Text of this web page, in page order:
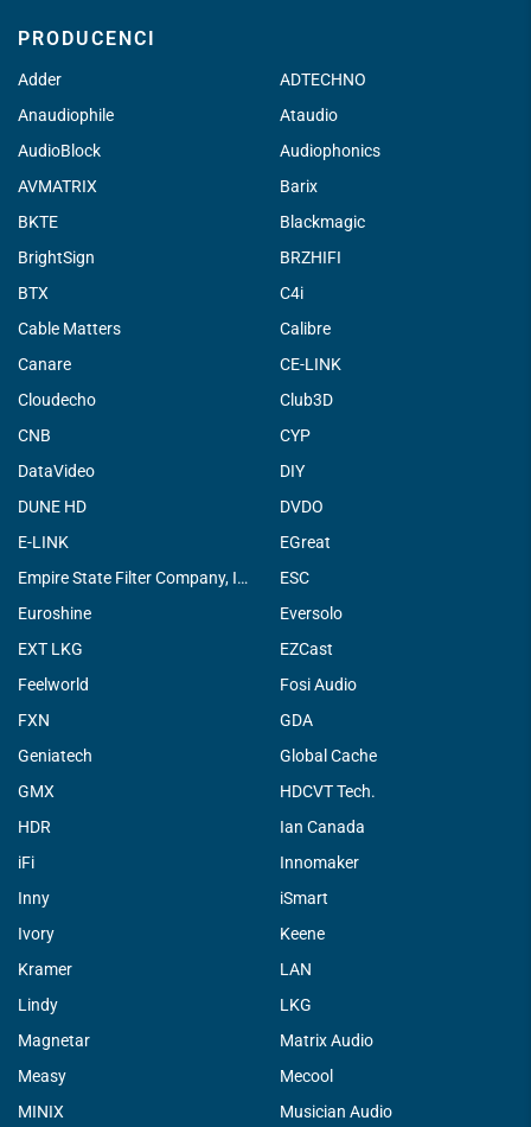
PRODUCENCI
Adder
ADTECHNO
Anaudiophile
Ataudio
AudioBlock
Audiophonics
AVMATRIX
Barix
BKTE
Blackmagic
BrightSign
BRZHIFI
BTX
C4i
Cable Matters
Calibre
Canare
CE-LINK
Cloudecho
Club3D
CNB
CYP
DataVideo
DIY
DUNE HD
DVDO
E-LINK
EGreat
Empire State Filter Company, INC.
ESC
Euroshine
Eversolo
EXT LKG
EZCast
Feelworld
Fosi Audio
FXN
GDA
Geniatech
Global Cache
GMX
HDCVT Tech.
HDR
Ian Canada
iFi
Innomaker
Inny
iSmart
Ivory
Keene
Kramer
LAN
Lindy
LKG
Magnetar
Matrix Audio
Measy
Mecool
MINIX
Musician Audio